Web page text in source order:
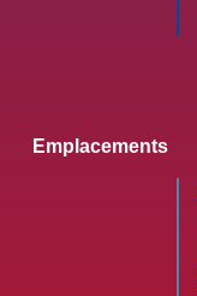
Emplacements